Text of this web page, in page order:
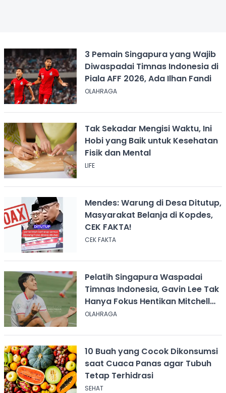
3 Pemain Singapura yang Wajib
Diwaspadai Timnas Indonesia di
Piala AFF 2026, Ada Ilhan Fandi
OLAHRAGA
Tak Sekadar Mengisi Waktu, Ini
Hobi yang Baik untuk Kesehatan
Fisik dan Mental
LIFE
Mendes: Warung di Desa Ditutup,
Masyarakat Belanja di Kopdes,
CEK FAKTA!
CEK FAKTA
Pelatih Singapura Waspadai
Timnas Indonesia, Gavin Lee Tak
Hanya Fokus Hentikan Mitchell
Baker
OLAHRAGA
10 Buah yang Cocok Dikonsumsi
saat Cuaca Panas agar Tubuh
Tetap Terhidrasi
SEHAT